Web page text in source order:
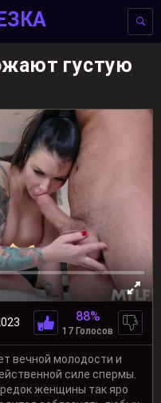
густую
88%
17 Голосов
вечной молодости и
силе спермы.
женщины так яро